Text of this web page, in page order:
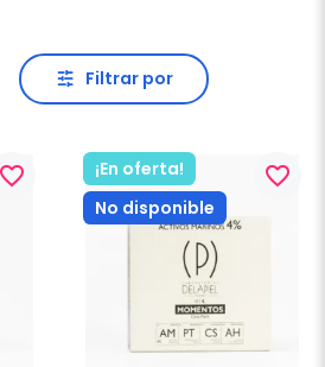
Filtrar por
favorite_border
¡En oferta!
No disponible
favorite_border